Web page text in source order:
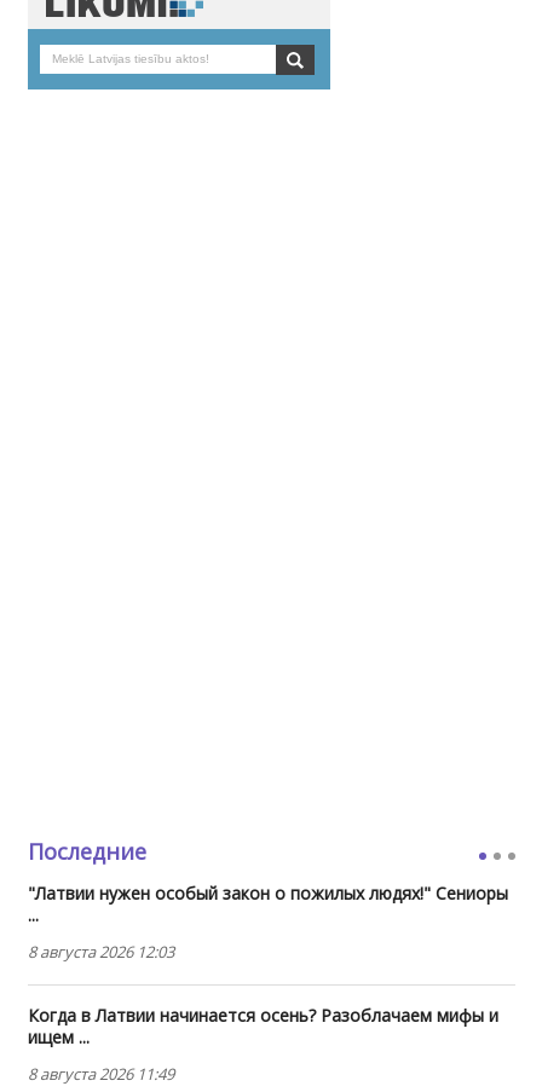
Последние
"Латвии нужен особый закон о пожилых людях!" Сениоры
...
8 августа 2026 12:03
Когда в Латвии начинается осень? Разоблачаем мифы и
ищем ...
8 августа 2026 11:49